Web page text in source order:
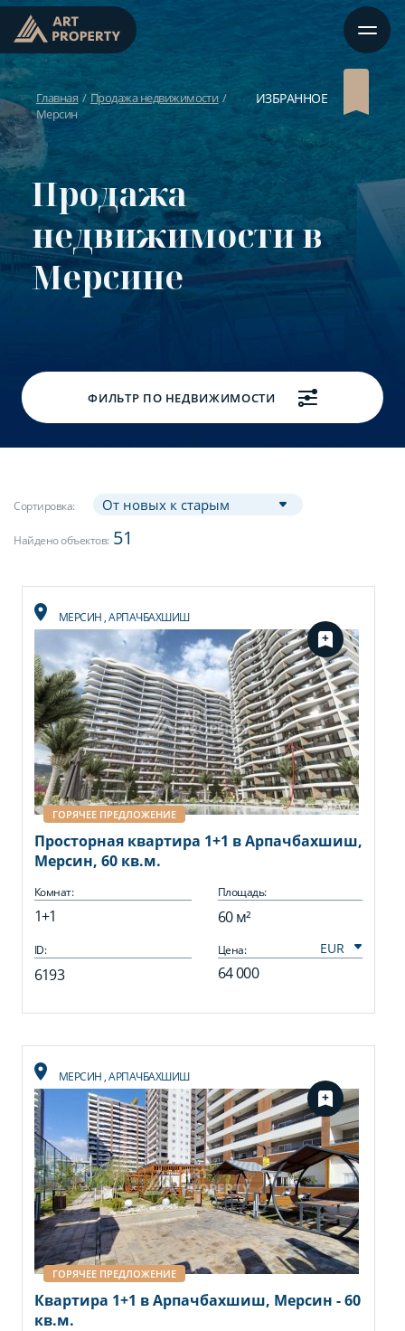
Главная
Продажа недвижимости
Мерсин
ИЗБРАННОЕ
Продажа
недвижимости в
Мерсине
ФИЛЬТР ПО НЕДВИЖИМОСТИ
Сортировка:
Найдено объектов: 51
МЕРСИН,АРПАЧБАХШИШ
ГОРЯЧЕЕ ПРЕДЛОЖЕНИЕ
Просторная квартира 1+1 в Арпачбахшиш,
Мерсин, 60 кв.м.
Комнат:
1+1
Площадь:
60 м²
ID:
6193
Цена:
64 000
МЕРСИН,АРПАЧБАХШИШ
ГОРЯЧЕЕ ПРЕДЛОЖЕНИЕ
Квартира 1+1 в Арпачбахшиш, Мерсин - 60
кв.м.